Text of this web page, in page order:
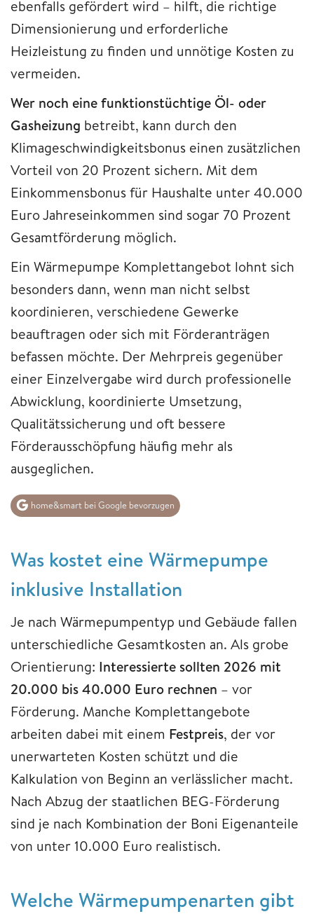
ebenfalls gefördert wird – hilft, die richtige
Dimensionierung und erforderliche
Heizleistung zu finden und unnötige Kosten zu
vermeiden.
Wer noch eine funktionstüchtige Öl- oder
Gasheizung betreibt, kann durch den
Klimageschwindigkeitsbonus einen zusätzlichen
Vorteil von 20 Prozent sichern. Mit dem
Einkommensbonus für Haushalte unter 40.000
Euro Jahreseinkommen sind sogar 70 Prozent
Gesamtförderung möglich.
Ein Wärmepumpe Komplettangebot lohnt sich
besonders dann, wenn man nicht selbst
koordinieren, verschiedene Gewerke
beauftragen oder sich mit Förderanträgen
befassen möchte. Der Mehrpreis gegenüber
einer Einzelvergabe wird durch professionelle
Abwicklung, koordinierte Umsetzung,
Qualitätssicherung und oft bessere
Förderausschöpfung häufig mehr als
ausgeglichen.
home&smart bei Google bevorzugen
Was kostet eine Wärmepumpe
inklusive Installation
Je nach Wärmepumpentyp und Gebäude fallen
unterschiedliche Gesamtkosten an. Als grobe
Orientierung: Interessierte sollten 2026 mit
20.000 bis 40.000 Euro rechnen – vor
Förderung. Manche Komplettangebote
arbeiten dabei mit einem Festpreis, der vor
unerwarteten Kosten schützt und die
Kalkulation von Beginn an verlässlicher macht.
Nach Abzug der staatlichen BEG-Förderung
sind je nach Kombination der Boni Eigenanteile
von unter 10.000 Euro realistisch.
Welche Wärmepumpenarten gibt